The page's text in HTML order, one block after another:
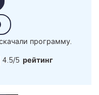
программу.
4.5/5 рейтинг